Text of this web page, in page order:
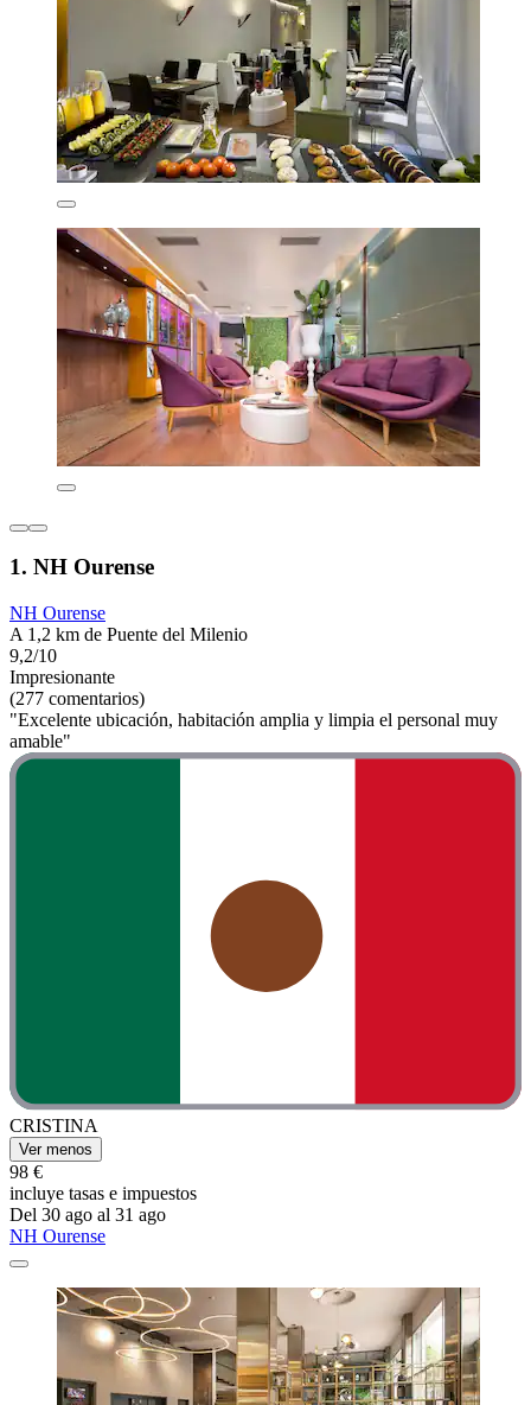
1. NH Ourense
NH Ourense
A 1,2 km de Puente del Milenio
9,2/10
Impresionante
(277 comentarios)
"Excelente ubicación, habitación amplia y limpia el personal muy
amable"
CRISTINA
Ver menos
98 €
incluye tasas e impuestos
Del 30 ago al 31 ago
NH Ourense